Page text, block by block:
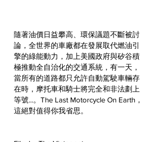
隨著油價日益攀高、環保議題不斷被討
論，全世界的車廠都在發展取代燃油引
擎的綠能動力，加上美國政府與矽谷積
極推動全自治化的交通系統，有一天，
當所有的道路都只允許自動駕駛車輛存
在時，摩托車和騎士將完全和非法劃上
等號...。The Last Motorcycle On Earth，
這絕對值得你我省思。